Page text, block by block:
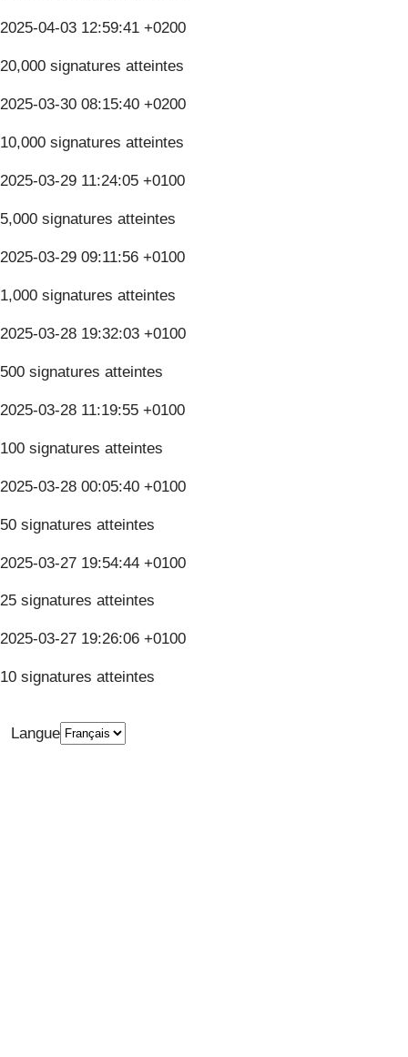
2025-04-03 12:59:41 +0200
20,000 signatures atteintes
2025-03-30 08:15:40 +0200
10,000 signatures atteintes
2025-03-29 11:24:05 +0100
5,000 signatures atteintes
2025-03-29 09:11:56 +0100
1,000 signatures atteintes
2025-03-28 19:32:03 +0100
500 signatures atteintes
2025-03-28 11:19:55 +0100
100 signatures atteintes
2025-03-28 00:05:40 +0100
50 signatures atteintes
2025-03-27 19:54:44 +0100
25 signatures atteintes
2025-03-27 19:26:06 +0100
10 signatures atteintes
Langue